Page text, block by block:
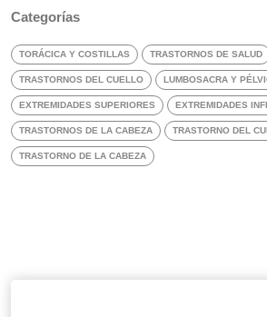
Categorías
TORÁCICA Y COSTILLAS TRASTORNOS DE SALUD
TRASTORNOS DEL CUELLO LUMBOSACRA Y
EXTREMIDADES SUPERIORES EXTREMIDADES
TRASTORNOS DE LA CABEZA TRASTORNO DEL
TRASTORNO DE LA CABEZA